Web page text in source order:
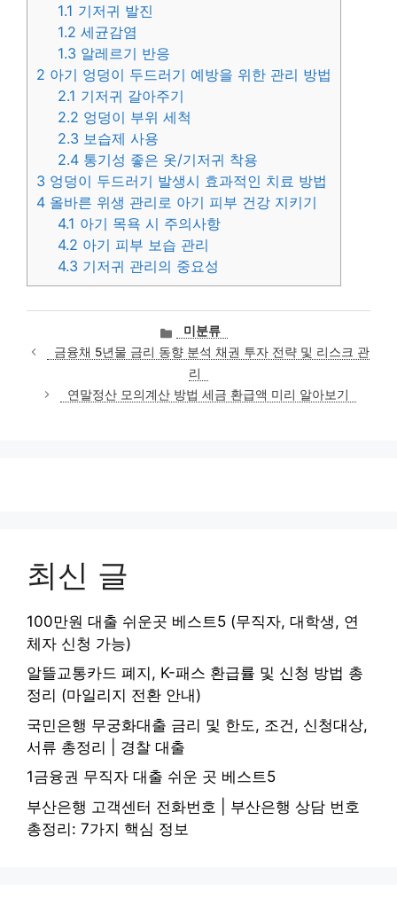
1.1 기저귀 발진
1.2 세균감염
1.3 알레르기 반응
2 아기 엉덩이 두드러기 예방을 위한 관리 방법
2.1 기저귀 갈아주기
2.2 엉덩이 부위 세척
2.3 보습제 사용
2.4 통기성 좋은 옷/기저귀 착용
3 엉덩이 두드러기 발생시 효과적인 치료 방법
4 올바른 위생 관리로 아기 피부 건강 지키기
4.1 아기 목욕 시 주의사항
4.2 아기 피부 보습 관리
4.3 기저귀 관리의 중요성
카
테
고
미분류
금융채 5년물 금리 동향 분석 채권 투자 전략 및 리스크 관
리
연말정산 모의계산 방법 세금 환급액 미리 알아보기
최신 글
100만원 대출 쉬운곳 베스트5 (무직자, 대학생, 연
체자 신청 가능)
알뜰교통카드 폐지, K-패스 환급률 및 신청 방법 총
정리 (마일리지 전환 안내)
국민은행 무궁화대출 금리 및 한도, 조건, 신청대상,
서류 총정리 | 경찰 대출
1금융권 무직자 대출 쉬운 곳 베스트5
부산은행 고객센터 전화번호 | 부산은행 상담 번호
총정리: 7가지 핵심 정보